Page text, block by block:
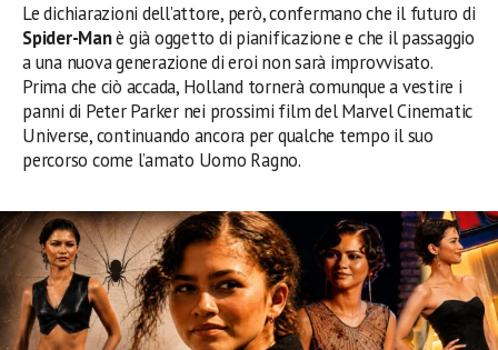
Le dichiarazioni dell’attore, però, confermano che il futuro di
Spider-Manè già oggetto di pianificazione e che il passaggio
a una nuova generazione di eroi non sarà improvvisato.
Prima che ciò accada, Holland tornerà comunque a vestire i
panni di Peter Parker nei prossimi film del Marvel Cinematic
Universe, continuando ancora per qualche tempo il suo
percorso come l’amato Uomo Ragno.